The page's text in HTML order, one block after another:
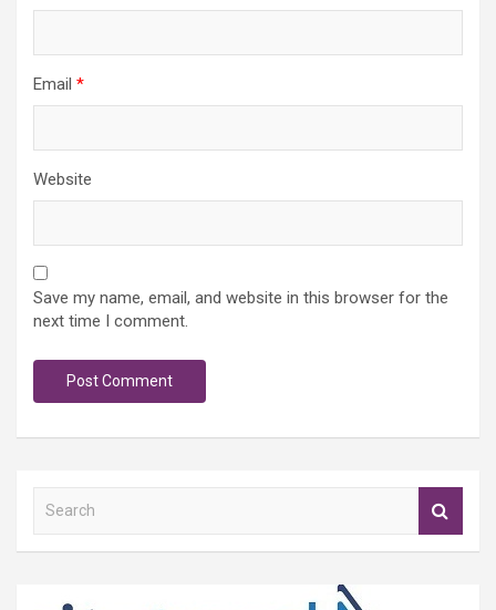
Email *
Website
Save my name, email, and website in this browser for the
next time I comment.